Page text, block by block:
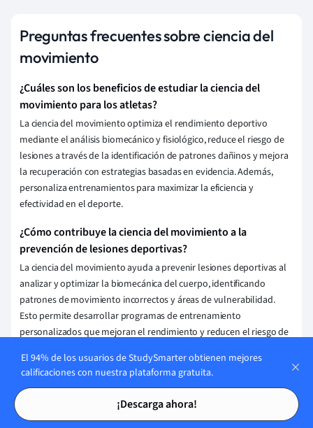
Tarjetas de estudio
Tarjetas de estudio
Preguntas frecuentes sobre ciencia del
movimiento
¿Cuáles son los beneficios de estudiar la ciencia del
movimiento para los atletas?
La ciencia del movimiento optimiza el rendimiento deportivo
mediante el análisis biomecánico y fisiológico, reduce el riesgo de
lesiones a través de la identificación de patrones dañinos y mejora
la recuperación con estrategias basadas en evidencia. Además,
personaliza entrenamientos para maximizar la eficiencia y
efectividad en el deporte.
¿Cómo contribuye la ciencia del movimiento a la
prevención de lesiones deportivas?
La ciencia del movimiento ayuda a prevenir lesiones deportivas al
analizar y optimizar la biomecánica del cuerpo, identificando
patrones de movimiento incorrectos y áreas de vulnerabilidad.
Esto permite desarrollar programas de entrenamiento
personalizados que mejoran el rendimiento y reducen el riesgo de
fortalecimiento adecuadas.
¿Cómo se aplica la ciencia del movimiento en el análisis
del rendimiento deportivo?
El 94% de los usuarios de StudySmarter obtienen mejores
calificaciones con nuestra plataforma gratuita.
¡Descarga ahora!